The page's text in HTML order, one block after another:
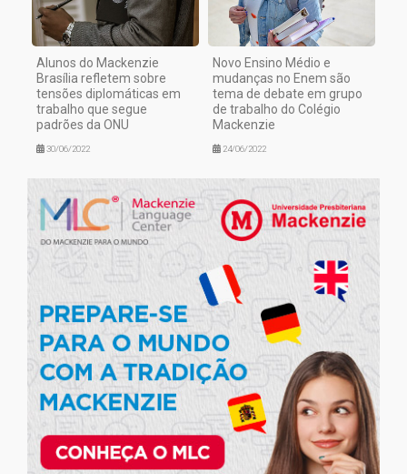
Alunos do Mackenzie
Brasília refletem sobre
tensões diplomáticas em
trabalho que segue
padrões da ONU
30/06/2022
Novo Ensino Médio e
mudanças no Enem são
tema de debate em grupo
de trabalho do Colégio
Mackenzie
24/06/2022